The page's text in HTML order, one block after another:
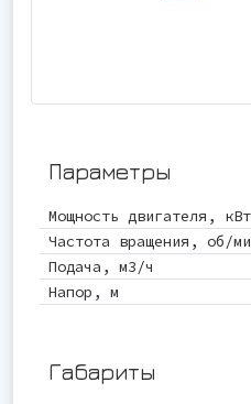
Параметры
Мощность двигателя, кВт
Частота вращения, об/
Подача, м3/ч
Напор, м
Габариты